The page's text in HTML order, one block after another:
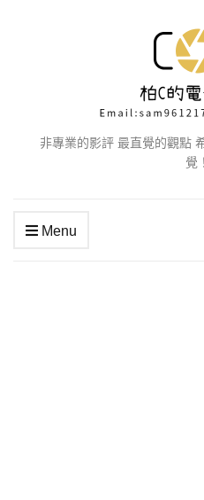
非專業的影評 最直覺的觀點
覺！
Menu